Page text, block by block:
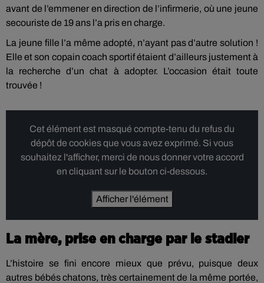
avant de l’emmener en direction de l’infirmerie, où une jeune
secouriste de 19 ans l’a pris en charge.
La jeune fille l’a même adopté, n’ayant pas d’autre solution !
Elle et son copain coach sportif étaient d’ailleurs justement à
la recherche d’un chat à adopter. L’occasion était toute
trouvée !
Cet élément est masqué compte-tenu du refus du
dépôt de cookies que vous avez exprimé. Si vous
souhaitez l'afficher, merci de nous donner votre accord
en cliquant sur le bouton ci-dessous.
Afficher l'élément
La mère, prise en charge par le stadier
L’histoire se fini encore mieux que prévu, puisque deux
autres bébés chatons, très certainement de la même portée,